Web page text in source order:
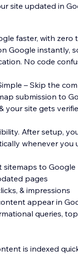
site updated in
faster, with zero
Google instantly,
No code
– Skip the
submission to
your site gets
After setup,
whenever you
sitemaps to Google
pages
& impressions
appear in
queries,
is indexed